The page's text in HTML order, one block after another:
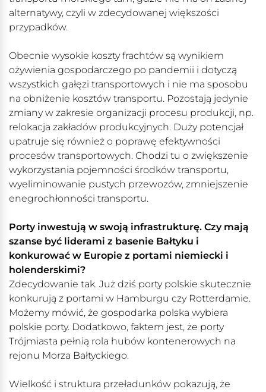
alternatywy, czyli w zdecydowanej większości
przypadków.
Obecnie wysokie koszty frachtów są wynikiem
ożywienia gospodarczego po pandemii i dotyczą
wszystkich gałęzi transportowych i nie ma sposobu
na obniżenie kosztów transportu. Pozostają jedynie
zmiany w zakresie organizacji procesu produkcji, np.
relokacja zakładów produkcyjnych. Duży potencjał
upatruje się również o poprawę efektywności
procesów transportowych. Chodzi tu o zwiększenie
wykorzystania pojemności środków transportu,
wyeliminowanie pustych przewozów, zmniejszenie
enegrochłonności transportu.
Porty inwestują w swoją infrastrukturę. Czy mają
szanse być liderami z basenie Bałtyku i
konkurować w Europie z portami niemiecki i
holenderskimi?
Zdecydowanie tak. Już dziś porty polskie skutecznie
konkurują z portami w Hamburgu czy Rotterdamie.
Możemy mówić, że gospodarka polska wybiera
polskie porty. Dodatkowo, faktem jest, że porty
Trójmiasta pełnią rola hubów kontenerowych na
rejonu Morza Bałtyckiego.
Wielkość i struktura przeładunków pokazują, że